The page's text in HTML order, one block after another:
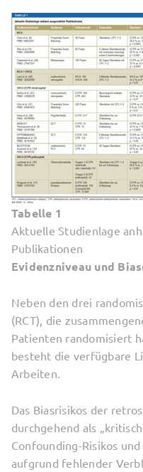
Tabelle 1
Aktuelle Studienlage
Publikationen
Evidenzniveau und
Neben den drei
(RCT), die
Patienten randomisiert
besteht die verfügbare
Arbeiten.
Das Biasrisikos der
durchgehend als
Confounding-Risikos und
aufgrund fehlender